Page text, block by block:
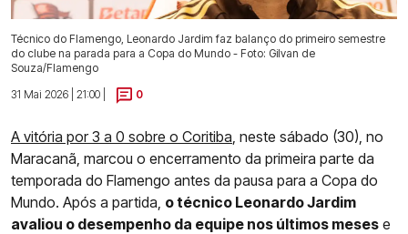
Técnico do Flamengo, Leonardo Jardim faz balanço do primeiro semestre
do clube na parada para a Copa do Mundo - Foto: Gilvan de
Souza/Flamengo
31 Mai 2026 | 21:00 |
0
A vitória por 3 a 0 sobre o Coritiba , neste sábado (30), no
Maracanã, marcou o encerramento da primeira parte da
temporada do Flamengo antes da pausa para a Copa do
Mundo. Após a partida, o técnico Leonardo Jardim
avaliou o desempenho da equipe nos últimos meses e